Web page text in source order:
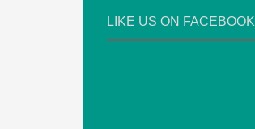
LIKE US ON FACEBOOK